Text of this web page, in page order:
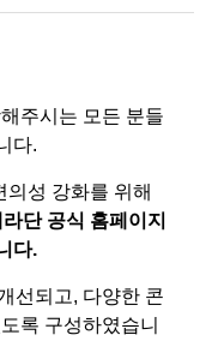
주시는 모든 분들
다.
의성 강화를 위해
단 공식 홈페이지
다.
선되고, 다양한 콘
록 구성하였습니